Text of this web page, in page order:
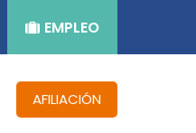
EMPLEO
AFILIACIÓN